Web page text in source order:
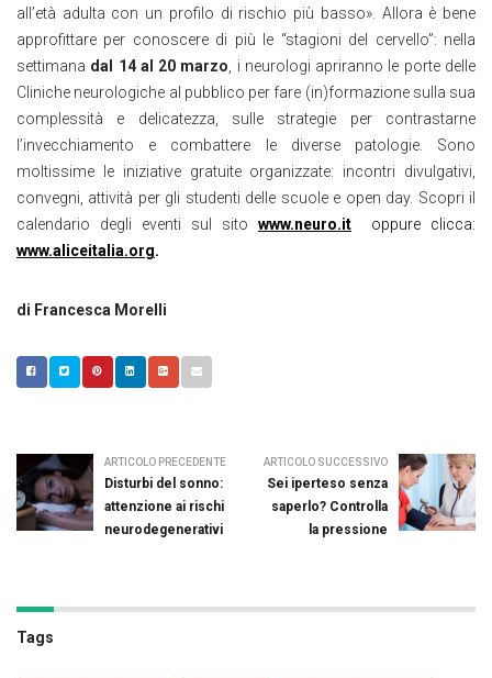
all’età adulta con un profilo di rischio più basso». Allora è bene
approfittare per conoscere di più le “stagioni del cervello”: nella
settimana dal 14 al 20 marzo , i neurologi apriranno le porte delle
Cliniche neurologiche al pubblico per fare (in)formazione sulla sua
complessità e delicatezza, sulle strategie per contrastarne
l’invecchiamento e combattere le diverse patologie. Sono
moltissime le iniziative gratuite organizzate: incontri divulgativi,
convegni, attività per gli studenti delle scuole e open day. Scopri il
calendario degli eventi sul sito www.neuro.it oppure clicca:
www.aliceitalia.org.
di Francesca Morelli
ARTICOLO PRECEDENTE
Disturbi del sonno:
attenzione ai rischi
neurodegenerativi
ARTICOLO SUCCESSIVO
Sei iperteso senza
saperlo? Controlla
la pressione
Tags